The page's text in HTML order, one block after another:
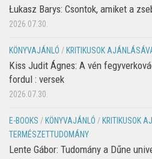
Łukasz Barys: Csontok, amiket a
2026.07.30.
KÖNYVAJÁNLÓ / KRITIKUSOK
Kiss Judit Ágnes: A vén
fordul : versek
2026.07.30.
E-BOOKS / KÖNYVAJÁNLÓ / KRITIKUSOK
TERMÉSZETTUDOMÁNY
Lente Gábor: Tudomány a Dűne